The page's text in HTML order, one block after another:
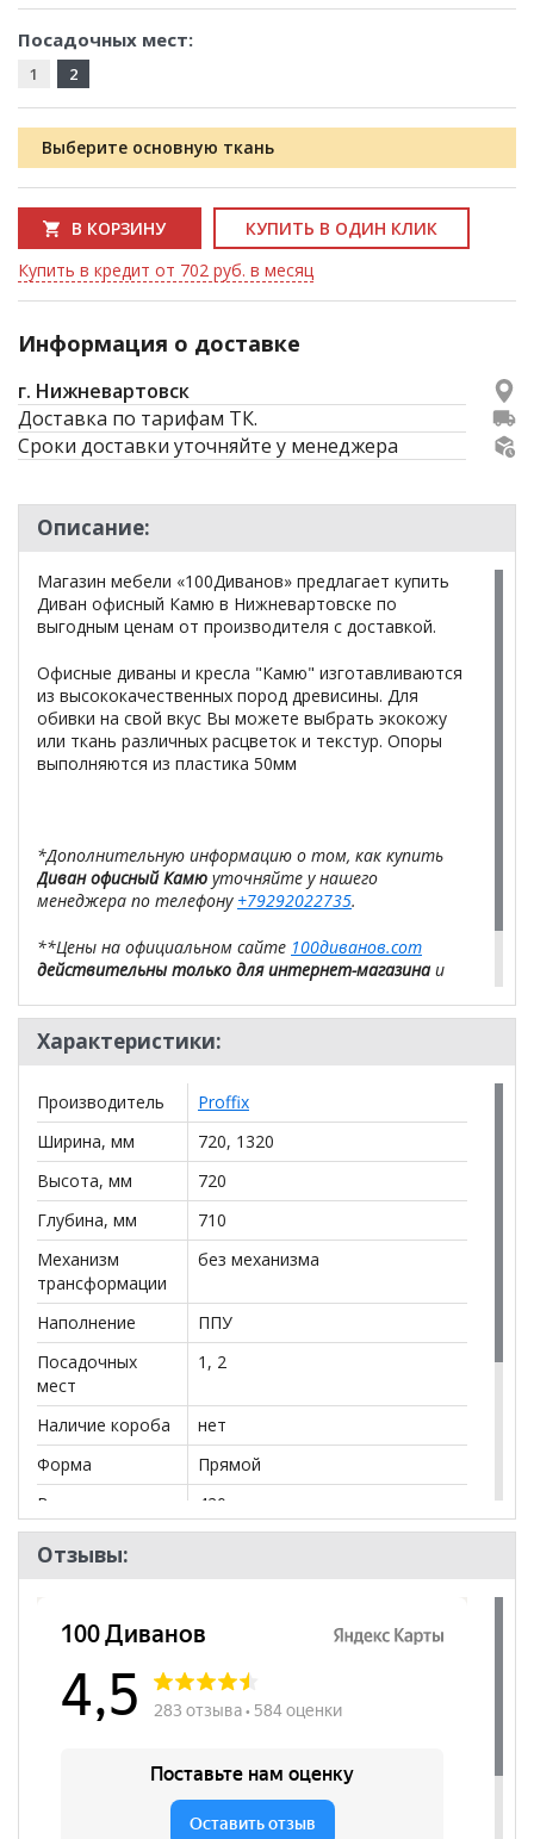
Посадочных мест:
1 2
Выберите основную ткань
В КОРЗИНУ
КУПИТЬ В ОДИН КЛИК
Купить в кредит от 702 руб. в месяц
Информация о доставке
г. Нижневартовск
Доставка по тарифам ТК.
Сроки доставки уточняйте у менеджера
Описание:
Магазин мебели «100Диванов» предлагает купить
Диван офисный Камю в Нижневартовске по
выгодным ценам от производителя с доставкой.
Офисные диваны и кресла "Камю" изготавливаются
из высококачественных пород древисины. Для
обивки на свой вкус Вы можете выбрать экокожу
или ткань различных расцветок и текстур. Опоры
выполняются из пластика 50мм
*Дополнительную информацию о том, как купить
Диван офисный Камю уточняйте у нашего
менеджера по телефону +79292022735.
**Цены на официальном сайте 100диванов.com
действительны только для интернет-магазинаи
салонах сети!
Характеристики:
Производитель
Proffix
Ширина, мм
720, 1320
Высота, мм
720
Глубина, мм
710
Механизм
трансформации
без механизма
Наполнение
ППУ
Посадочных
мест
1, 2
Наличие короба
нет
Форма
Прямой
Высота
посадочного
места, мм
420
Стиль
Современный
Комната
Кабинет/Офис
Отзывы: